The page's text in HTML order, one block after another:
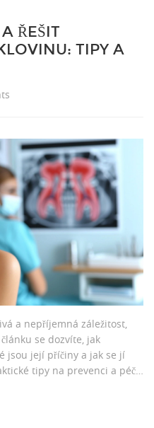
ŘEŠIT
TIPY A
a nepříjemná záležitost,
se dozvíte, jak
jsou její příčiny a jak se jí
tipy na prevenci a péči